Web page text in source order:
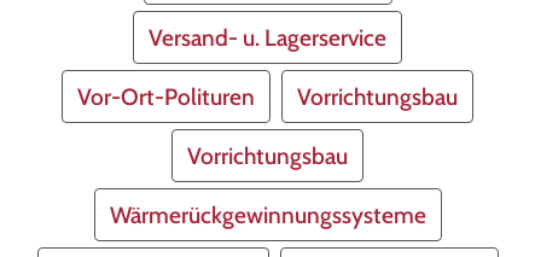
Versand- u. Lagerservice
Vor-Ort-Polituren Vorrichtungsbau
Vorrichtungsbau
Wärmerückgewinnungssysteme